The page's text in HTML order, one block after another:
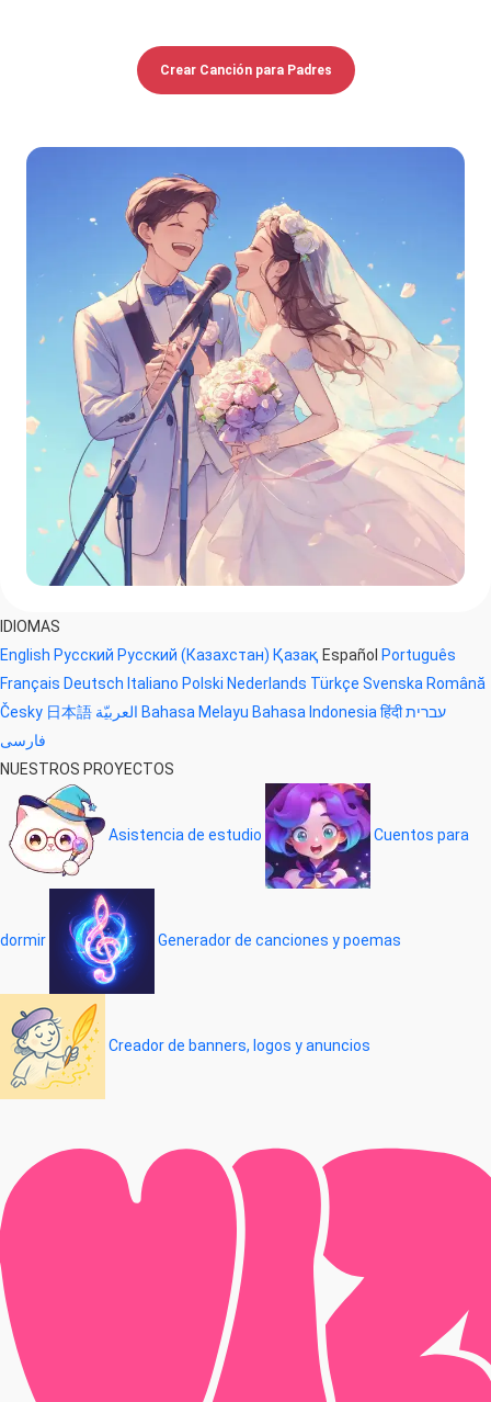
Crear Canción para Padres
IDIOMAS
English Русский Русский (Казахстан) Қазақ Español Português
Français Deutsch Italiano Polski Nederlands Türkçe Svenska Română
Česky 日本語 Bahasa Melayu Bahasa Indonesia हिंदीעברית
فارسی
NUESTROS PROYECTOS
Asistencia de estudio Cuentos para
dormir Generador de canciones y poemas
Creador de banners, logos y anuncios